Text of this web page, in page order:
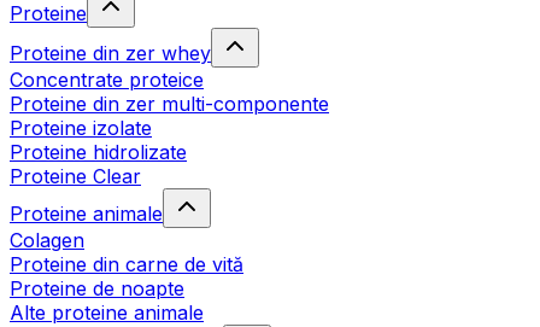
Proteine
Proteine din zer whey
Concentrate proteice
Proteine din zer multi-componente
Proteine izolate
Proteine hidrolizate
Proteine Clear
Proteine animale
Colagen
Proteine din carne de vită
Proteine de noapte
Alte proteine animale